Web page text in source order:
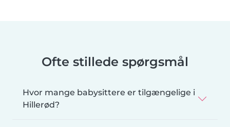
Ofte stillede spørgsmål
Hvor mange babysittere er tilgængelige i
Hillerød?